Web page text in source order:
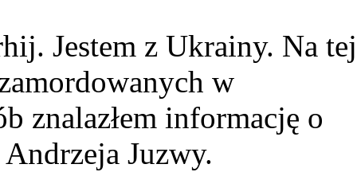
Jestem z Ukrainy. Na tej
w
znalazłem informację o
Juzwy.